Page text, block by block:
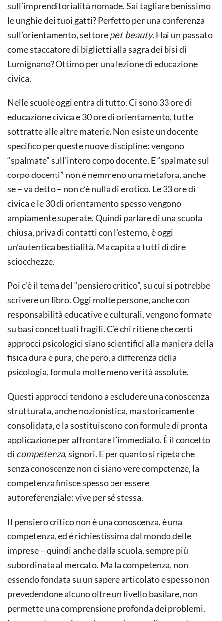
sull’imprenditorialità nomade. Sai tagliare benissimo
le unghie dei tuoi gatti? Perfetto per una conferenza
sull’orientamento, settorepet beauty. Hai un passato
come staccatore di biglietti alla sagra dei bisi di
Lumignano? Ottimo per una lezione di educazione
civica.
Nelle scuole oggi entra di tutto. Ci sono 33 ore di
educazione civica e 30 ore di orientamento, tutte
sottratte alle altre materie. Non esiste un docente
specifico per queste nuove discipline: vengono
“spalmate” sull’intero corpo docente. E “spalmate sul
corpo docenti” non è nemmeno una metafora, anche
se – va detto – non c’è nulla di erotico. Le 33 ore di
civica e le 30 di orientamento spesso vengono
ampiamente superate. Quindi parlare di una scuola
chiusa, priva di contatti con l’esterno, è oggi
un’autentica bestialità. Ma capita a tutti di dire
sciocchezze.
Poi c’è il tema del “pensiero critico”, su cui si potrebbe
scrivere un libro. Oggi molte persone, anche con
responsabilità educative e culturali, vengono formate
su basi concettuali fragili. C’è chi ritiene che certi
approcci psicologici siano scientifici alla maniera della
fisica dura e pura, che però, a differenza della
psicologia, formula molte meno verità assolute.
Questi approcci tendono a escludere una conoscenza
strutturata, anche nozionistica, ma storicamente
consolidata, e la sostituiscono con formule di pronta
applicazione per affrontare l’immediato. È il concetto
di competenza, signori. E per quanto si ripeta che
senza conoscenze non ci siano vere competenze, la
competenza finisce spesso per essere
autoreferenziale: vive per sé stessa.
Il pensiero critico non è una conoscenza, è una
competenza, ed è richiestissima dal mondo delle
imprese – quindi anche dalla scuola, sempre più
subordinata al mercato. Ma la competenza, non
essendo fondata su un sapere articolato e spesso non
prevedendone alcuno oltre un livello basilare, non
permette una comprensione profonda dei problemi.